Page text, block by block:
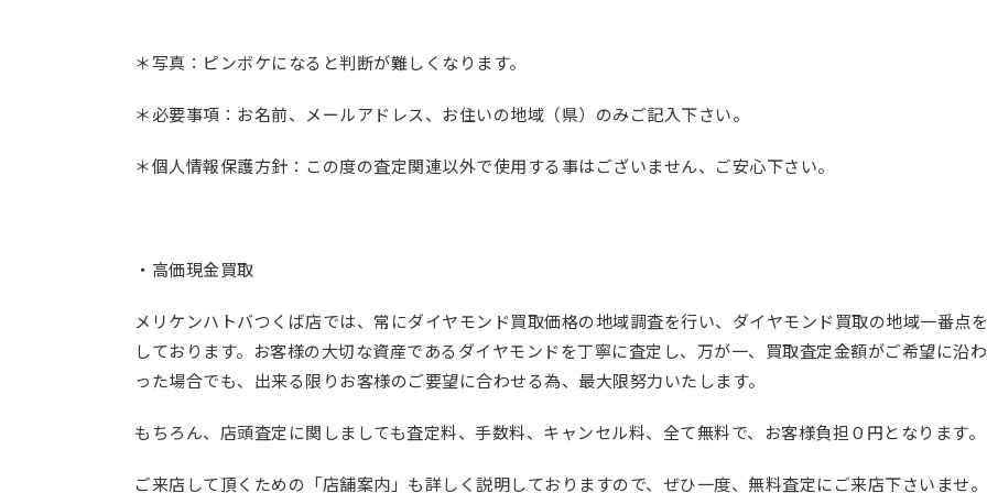
＊写真：ピンボケになると判断が難しくなります。
＊必要事項：お名前、メールアドレス、お住いの地域（県）のみご記入下さい。
＊個人情報保護方針：この度の査定関連以外で使用する事はございません、ご安心下さい。
・高価現金買取
メリケンハトバつくば店では、常にダイヤモンド買取価格の地域調査を行い、ダイヤモンド買取の地域一番点
しております。お客様の大切な資産であるダイヤモンドを丁寧に査定し、万が一、買取査定金額がご希望に沿
った場合でも、出来る限りお客様のご要望に合わせる為、最大限努力いたします。
もちろん、店頭査定に関しましても査定料、手数料、キャンセル料、全て無料で、お客様負担０円となります。
ご来店して頂くための「店舗案内」も詳しく説明しておりますので、ぜひ一度、無料査定にご来店下さいませ。